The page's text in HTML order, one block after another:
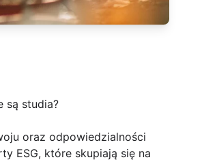
są studia?
oraz odpowiedzialności
ESG, które skupiają się na